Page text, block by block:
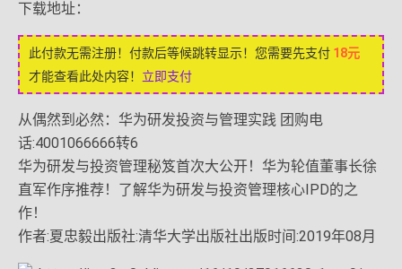
下载地址：
此付款无需注册！付款后等候跳转显示！您需要先支付 18元
才能查看此处内容！ 立即支付
从偶然到必然：华为研发投资与管理实践 团购电
话:4001066666转6
华为研发与投资管理秘笈首次大公开！华为轮值董事长徐
直军作序推荐！了解华为研发与投资管理核心IPD的之
作！
作者:夏忠毅出版社:清华大学出版社出版时间:2019年08月